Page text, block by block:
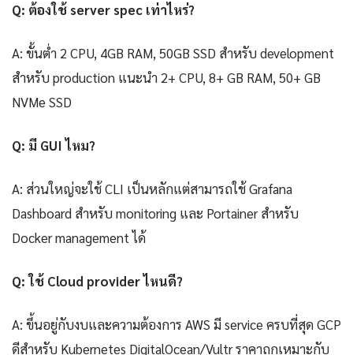
Q: ต้องใช้ server spec เท่าไหร่?
A: ขั้นต่ำ 2 CPU, 4GB RAM, 50GB SSD สำหรับ development
สำหรับ production แนะนำ 2+ CPU, 8+ GB RAM, 50+ GB
NVMe SSD
Q: มี GUI ไหม?
A: ส่วนใหญ่จะใช้ CLI เป็นหลักแต่สามารถใช้ Grafana
Dashboard สำหรับ monitoring และ Portainer สำหรับ
Docker management ได้
Q: ใช้ Cloud provider ไหนดี?
A: ขึ้นอยู่กับงบและความต้องการ AWS มี service ครบที่สุด GCP
ดีสำหรับ Kubernetes DigitalOcean/Vultr ราคาถูกเหมาะกับ